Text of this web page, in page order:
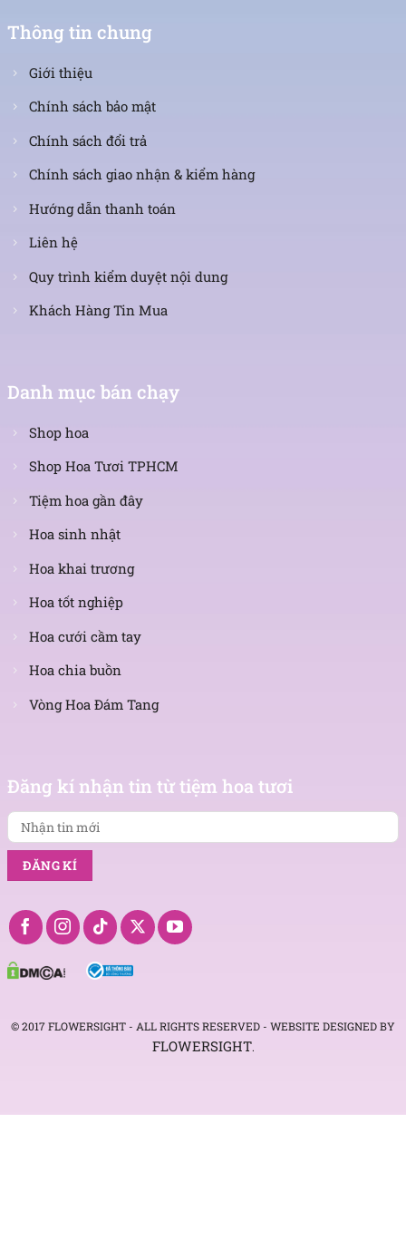
Thông tin chung
Giới thiệu
Chính sách bảo mật
Chính sách đổi trả
Chính sách giao nhận & kiểm hàng
Hướng dẫn thanh toán
Liên hệ
Quy trình kiểm duyệt nội dung
Khách Hàng Tin Mua
Danh mục bán chạy
Shop hoa
Shop Hoa Tươi TPHCM
Tiệm hoa gần đây
Hoa sinh nhật
Hoa khai trương
Hoa tốt nghiệp
Hoa cưới cầm tay
Hoa chia buồn
Vòng Hoa Đám Tang
Đăng kí nhận tin từ tiệm hoa tươi
tin
mới
© 2017 FLOWERSIGHT - ALL RIGHTS RESERVED - WEBSITE DESIGNED BY
FLOWERSIGHT.